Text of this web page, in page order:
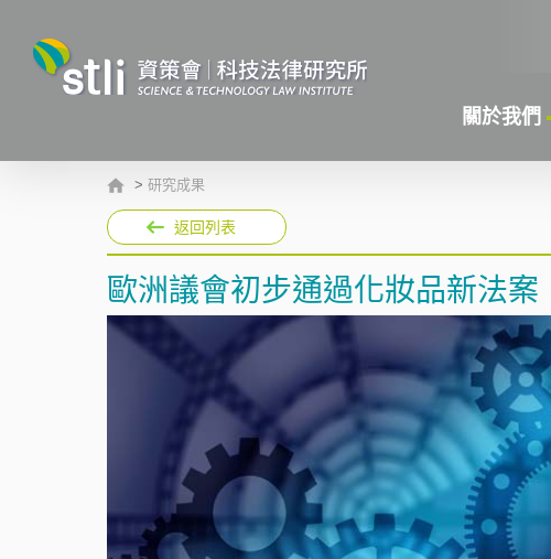
關於我們
> 研究成果
返回列表
歐洲議會初步通過化妝品新法案